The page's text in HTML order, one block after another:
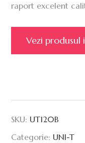
raport excelent
Vezi produsul
SKU: UT120B
Categorie: UNI-T